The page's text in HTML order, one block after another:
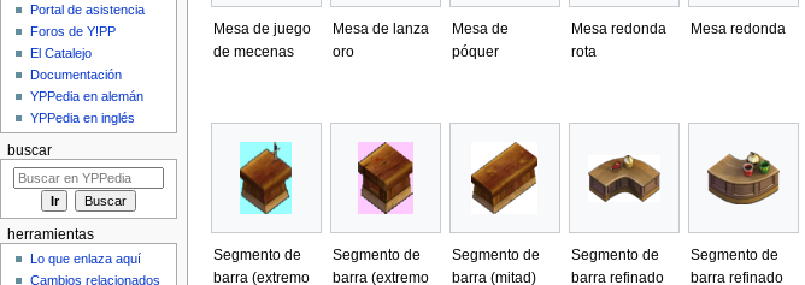
Mesa de juego
de mecenas
Mesa de lanza
oro
Mesa de
póquer
Mesa redonda
rota
Mesa redonda
Segmento de
barra (extremo
Segmento de
barra (extremo
Segmento de
barra (mitad)
Segmento de
barra refinado
Segmento de
barra refinado
Portal de asistencia
Foros de Y!PP
El Catalejo
Documentación
YPPedia en alemán
YPPedia en inglés
buscar
herramientas
Lo que enlaza aquí
Cambios relacionados